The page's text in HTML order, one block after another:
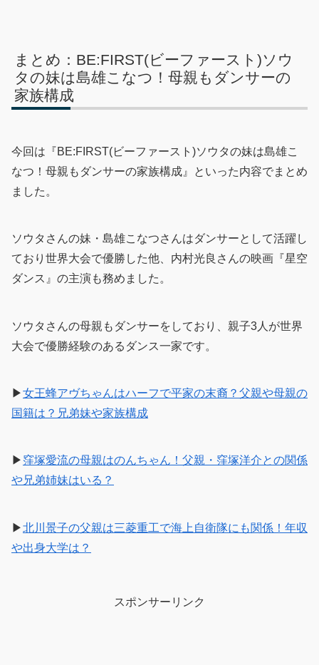
まとめ：BE:FIRST(ビーファースト)ソウ
タの妹は島雄こなつ！母親もダンサーの
家族構成
今回は『BE:FIRST(ビーファースト)ソウタの妹は島雄こ
なつ！母親もダンサーの家族構成』といった内容でまとめ
ました。
ソウタさんの妹・島雄こなつさんはダンサーとして活躍し
ており世界大会で優勝した他、内村光良さんの映画『星空
ダンス』の主演も務めました。
ソウタさんの母親もダンサーをしており、親子3人が世界
大会で優勝経験のあるダンス一家です。
▶女王蜂アヴちゃんはハーフで平家の末裔？父親や母親の
国籍は？兄弟妹や家族構成
▶ 窪塚愛流の母親はのんちゃん！父親・窪塚洋介との関係
や兄弟姉妹はいる？
▶北川景子の父親は三菱重工で海上自衛隊にも関係！年収
や出身大学は？
スポンサーリンク